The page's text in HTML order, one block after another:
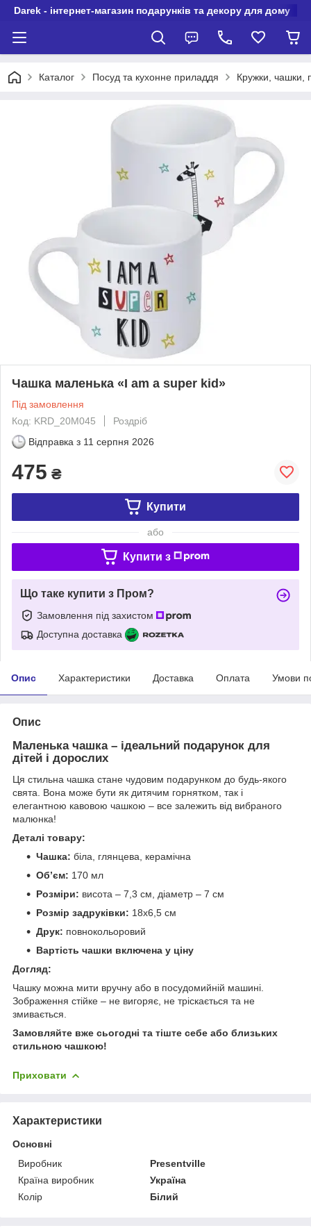
Darek - інтернет-магазин подарунків та декору для дому
Каталог Посуд та кухонне приладдя Кружки, чашки,
Чашка маленька «I am a super kid»
Під замовлення
Код: KRD_20M045
Роздріб
Відправка з 11 серпня 2026
475 ₴
Купити
або
Купити з
Що таке купити з Пром?
Замовлення під захистом
Доступна доставка
Опис Характеристики Доставка Оплата Умови
Опис
Маленька чашка – ідеальний подарунок для
дітей і дорослих
Ця стильна чашка стане чудовим подарунком до будь-якого
свята. Вона може бути як дитячим горнятком, так і
елегантною кавовою чашкою – все залежить від вибраного
малюнка!
Деталі товару:
Чашка: біла, глянцева, керамічна
Об’єм: 170 мл
Розміри: висота – 7,3 см, діаметр – 7 см
Розмір задруківки: 18x6,5 см
Друк: повнокольоровий
Вартість чашки включена у ціну
Догляд:
Чашку можна мити вручну або в посудомийній машині.
Зображення стійке – не вигоряє, не тріскається та не
змивається.
Замовляйте вже сьогодні та тіште себе або близьких
стильною чашкою!
Приховати
Характеристики
Основні
Виробник
Presentville
Країна виробник
Україна
Колір
Білий